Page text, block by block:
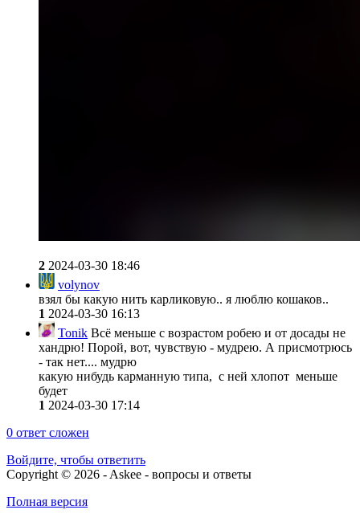
2 2024-03-30 18:46
volynov
взял бы какую нить карликовую.. я люблю кошаков..
1 2024-03-30 16:13
Tonik Всё меньше с возрастом робею и от досады не
хандрю! Порой, вот, чувствую - мудрею. А присмотрюсь
- так нет.... мудрю
какую нибудь карманную типа, с ней хлопот меньше
будет
1 2024-03-30 17:14
0 ответ сложен
Войдите, чтобы ответить
Copyright © 2026 - Askee - вопросы и ответы
Полная версия